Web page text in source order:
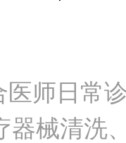
医师日常
器械清